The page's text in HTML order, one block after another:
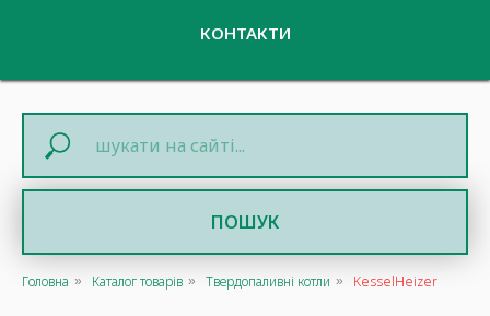
КОНТАКТИ
ПОШУК
Головна » Каталог товарів » Твердопаливні котли » KesselHeizer